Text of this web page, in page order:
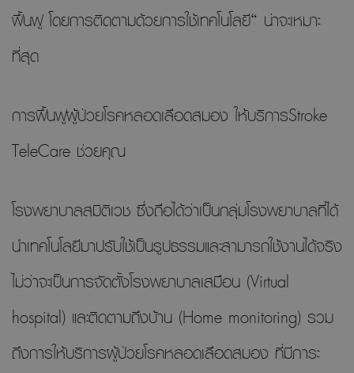
ฟื้นฟู โดยการติดตามด้วยการใช้เทคโนโลยี“ น่าจะเหมาะ
ที่สุด
การฟื้นฟูผู้ป่วยโรคหลอดเลือดสมอง ให้บริการStroke
TeleCare ช่วยคุณ
โรงพยาบาลสมิติเวช ซึ่งถือได้ว่าเป็นกลุ่มโรงพยาบาลที่ได้
นำเทคโนโลยีมาปรับใช้เป็นรูปธรรมและสามารถใช้งานได้จริง
ไม่ว่าจะเป็นการจัดตั้งโรงพยาบาลเสมือน (Virtual
hospital) และติดตามถึงบ้าน (Home monitoring) รวม
ถึงการให้บริการผู้ป่วยโรคหลอดเลือดสมอง ที่มีภาระ